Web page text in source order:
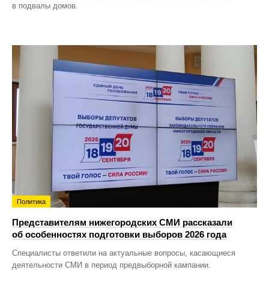
в подвалы домов.
Политика
Представителям нижегородских СМИ рассказали
об особенностях подготовки выборов 2026 года
Специалисты ответили на актуальные вопросы, касающиеся
деятельности СМИ в период предвыборной кампании.